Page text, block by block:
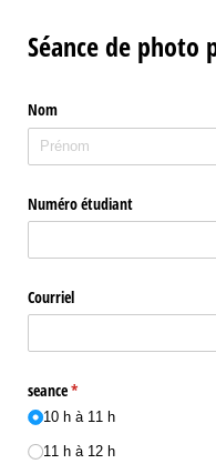
Séance de
Nom
Numéro étudiant
Courriel
seance*
(requis)
10 h à 11 h
11 h à 12 h